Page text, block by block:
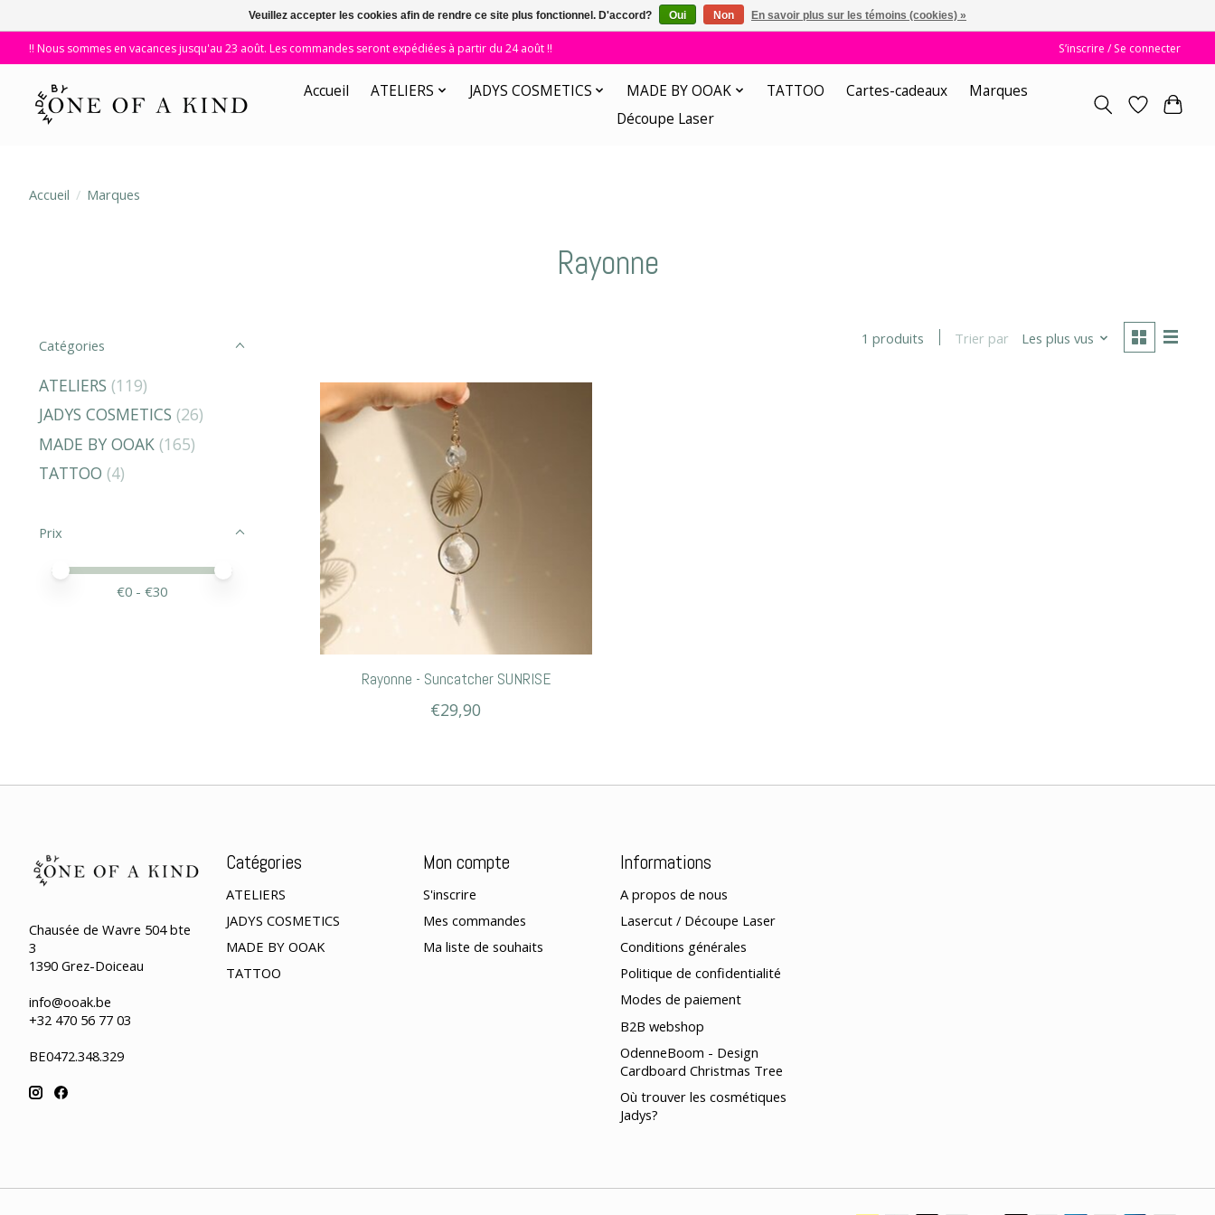
!! Nous sommes en vacances jusqu'au 23 août. Les commandes seront expédiées à partir du 24 août !! S’inscrire / Se connecter
Accueil ATELIERS JADYS COSMETICS MADE BY OOAK TATTOO Cartes-cadeaux
Marques
Découpe Laser
Accueil / Marques
Rayonne
Catégories
ATELIERS (119)
JADYS COSMETICS (26)
MADE BY OOAK (165)
TATTOO (4)
Prix
Prix minimum
Price maximum value
€0 - €30
1 produits Trier par Les plus vus
Rayonne - Suncatcher SUNRISE
€29,90
Chausée de Wavre 504 bte
3
1390 Grez-Doiceau
info@ooak.be
+32 470 56 77 03
BE0472.348.329
Catégories
ATELIERS
JADYS COSMETICS
MADE BY OOAK
TATTOO
Mon compte
S'inscrire
Mes commandes
Ma liste de souhaits
Informations
A propos de nous
Lasercut / Découpe Laser
Conditions générales
Politique de confidentialité
Modes de paiement
B2B webshop
OdenneBoom - Design
Cardboard Christmas Tree
Où trouver les cosmétiques
Jadys?
Veuillez accepter les cookies afin de rendre ce site plus fonctionnel. D'accord? Oui Non En savoir plus sur les témoins (cookies) »